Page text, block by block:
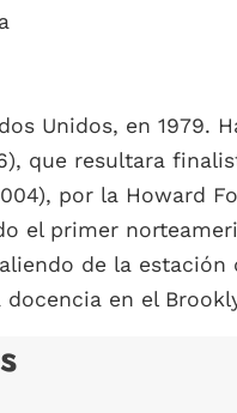
Unidos, en 1979.
que resultara
por la Howard
el primer
de la
en el